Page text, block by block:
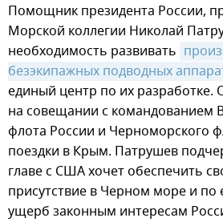
Помощник президента России,
Морской коллегии Николай
необходимость развивать
безэкипажных подводных
единый центр по их разработке.
на совещании с командованием
флота России и Черноморского
поездки в Крым. Патрушев
главе с США хочет обеспечить
присутствие в Черном море и по
ущерб законным интересам